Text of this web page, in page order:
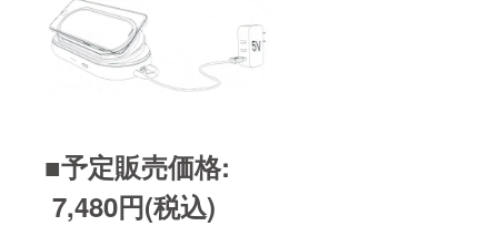
■予定販売価格:
7,480円(税込)